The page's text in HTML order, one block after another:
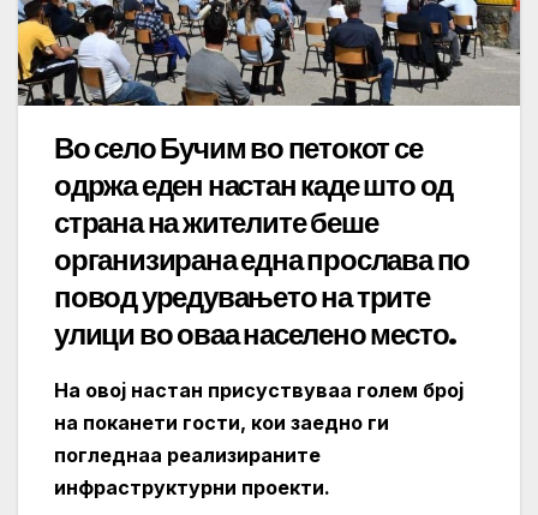
Во село Бучим во петокот се
одржа еден настан каде што од
страна на жителите беше
организирана една прослава по
повод уредувањето на трите
улици во оваа населено место.
На овој настан присуствуваа голем број
на поканети гости, кои заедно ги
погледнаа реализираните
инфраструктурни проекти.